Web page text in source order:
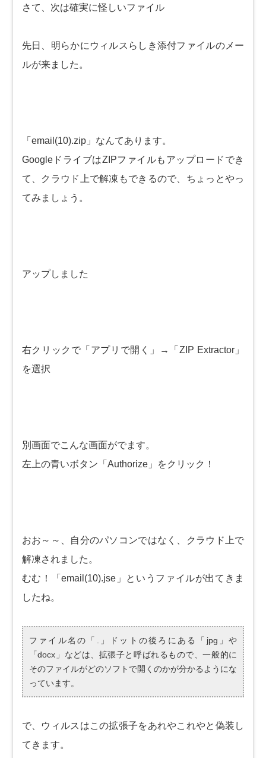
さて、次は確実に怪しいファイル
先日、明らかにウィルスらしき添付ファイルのメー
ルが来ました。
「email(10).zip」なんてあります。
GoogleドライブはZIPファイルもアップロードでき
て、クラウド上で解凍もできるので、ちょっとやっ
てみましょう。
アップしました
右クリックで「アプリで開く」→「ZIP Extractor」
を選択
別画面でこんな画面がでます。
左上の青いボタン「Authorize」をクリック！
おお～～、自分のパソコンではなく、クラウド上で
解凍されました。
むむ！「email(10).jse」というファイルが出てきま
したね。
ファイル名の「.」ドットの後ろにある「jpg」や
「docx」などは、拡張子と呼ばれるもので、一般的に
そのファイルがどのソフトで開くのかが分かるようにな
っています。
で、ウィルスはこの拡張子をあれやこれやと偽装し
てきます。